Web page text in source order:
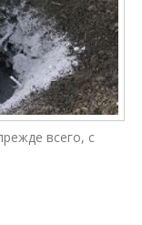
всего, с